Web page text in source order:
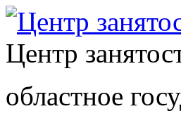
Центр
областное